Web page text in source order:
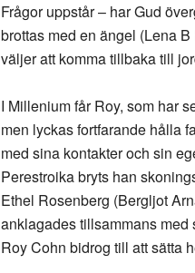
Frågor uppstår – har Gud
brottas med en ängel (Lena
väljer att komma tillbaka till
I Millenium får Roy, som har
men lyckas fortfarande hålla
med sina kontakter och sin
Perestroika bryts han
Ethel Rosenberg (Bergljot
anklagades tillsammans
Roy Cohn bidrog till att sätta